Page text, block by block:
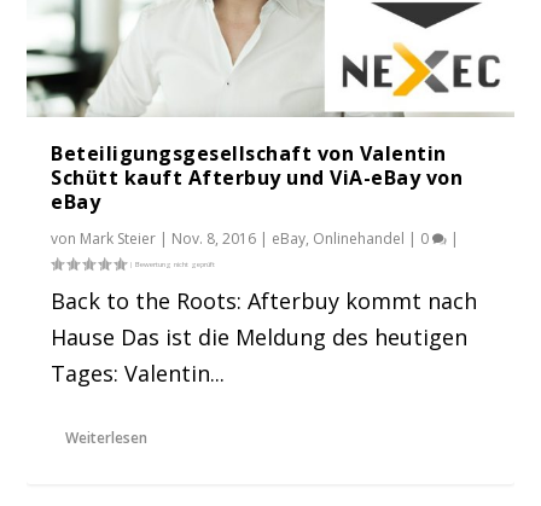
Beteiligungsgesellschaft von Valentin
Schütt kauft Afterbuy und ViA-eBay von
eBay
von Mark Steier | Nov. 8, 2016 | eBay, Onlinehandel | 0 |
Back to the Roots: Afterbuy kommt nach
Hause Das ist die Meldung des heutigen
Tages: Valentin...
Weiterlesen